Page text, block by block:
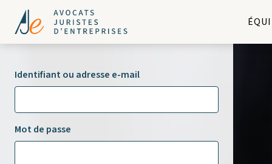
Identifiant ou adresse e-mail
Mot de passe